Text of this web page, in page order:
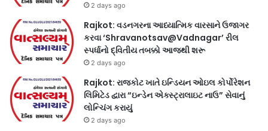
2 days ago
Rajkot: વડનગરના આધ્યાત્મિક વારસાને ઉજાગર
કરવા ‘Shravanotsav@Vadnagar’ રીલ
સ્પર્ધાનો દ્વિતીય તબક્કો આજથી શરૂ
2 days ago
Rajkot: રાજકોટ ખાતે ઇન્ડિયન ઓઇલ કોર્પોરેશન
લિમિટેડ દ્વારા “ઇન્ડેન એક્સ્ટ્રાલાઇટ નાઉ” સેવાનું
લોન્ચિંગ કરાયું
2 days ago